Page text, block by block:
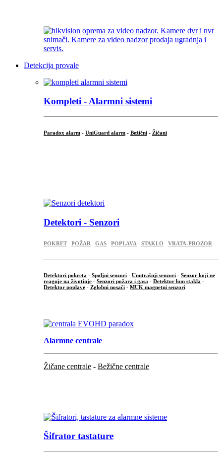
Detekcija provale
Kompleti - Alarmni sistemi
Paradox alarm - UniGuard alarm - Bežični - Žičani
Detektori - Senzori
POKRET POŽAR GAS POPLAVA STAKLO VRATA-PROZOR
Detektori pokreta - Spoljni senzori - Unutrašnji senzori - Senzor koji ne
reaguje na životinje - Senzori požara i gasa - Detektor lom stakla -
Detektor poplave - Zglobni nosači - MUK magnetni senzori
Alarmne centrale
Žičane centrale - Bežične centrale
Šifrator tastature